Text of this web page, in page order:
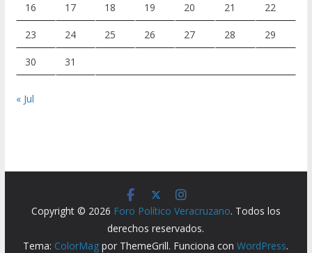
16 17 18 19 20 21 22
23 24 25 26 27 28 29
30 31
« Jul
Copyright © 2026 Foro Político Veracruzano. Todos los
derechos reservados.
Tema: ColorMag por ThemeGrill. Funciona conWordPress.